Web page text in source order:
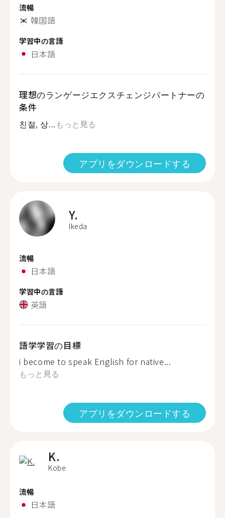
流暢
韓国語
学習中の言語
日本語
理想のランゲージエクスチェンジパートナーの
条件
친절, 상... もっと見る
アプリをダウンロードする
Y.
Ikeda
流暢
日本語
学習中の言語
英語
語学学習の目標
i become to speak English for native...
もっと見る
アプリをダウンロードする
K.
Kobe
流暢
日本語